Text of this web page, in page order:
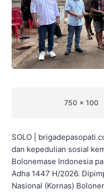
750 x 100
SOLO |
dan kepedulian sosial
Bolonemase Indonesia
Adha 1447 H/2026.
Nasional (Kornas)